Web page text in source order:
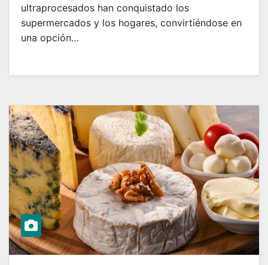
ultraprocesados han conquistado los
supermercados y los hogares, convirtiéndose en
una opción…